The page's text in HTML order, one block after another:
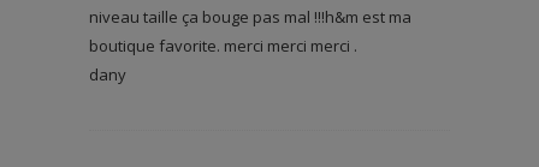
niveau taille ça bouge pas mal !!!h&m est ma
boutique favorite. merci merci merci .
dany